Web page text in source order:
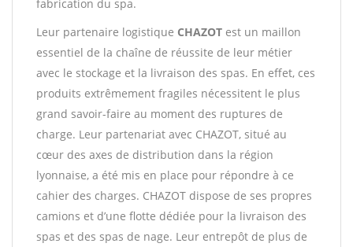
fabrication du spa.
Leur partenaire logistique CHAZOT est un maillon
essentiel de la chaîne de réussite de leur métier
avec le stockage et la livraison des spas. En effet, ces
produits extrêmement fragiles nécessitent le plus
grand savoir-faire au moment des ruptures de
charge. Leur partenariat avec CHAZOT, situé au
cœur des axes de distribution dans la région
lyonnaise, a été mis en place pour répondre à ce
cahier des charges. CHAZOT dispose de ses propres
camions et d’une flotte dédiée pour la livraison des
spas et des spas de nage. Leur entrepôt de plus de